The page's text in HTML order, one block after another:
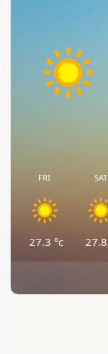
FRI
27.3 °c
SAT
27.8